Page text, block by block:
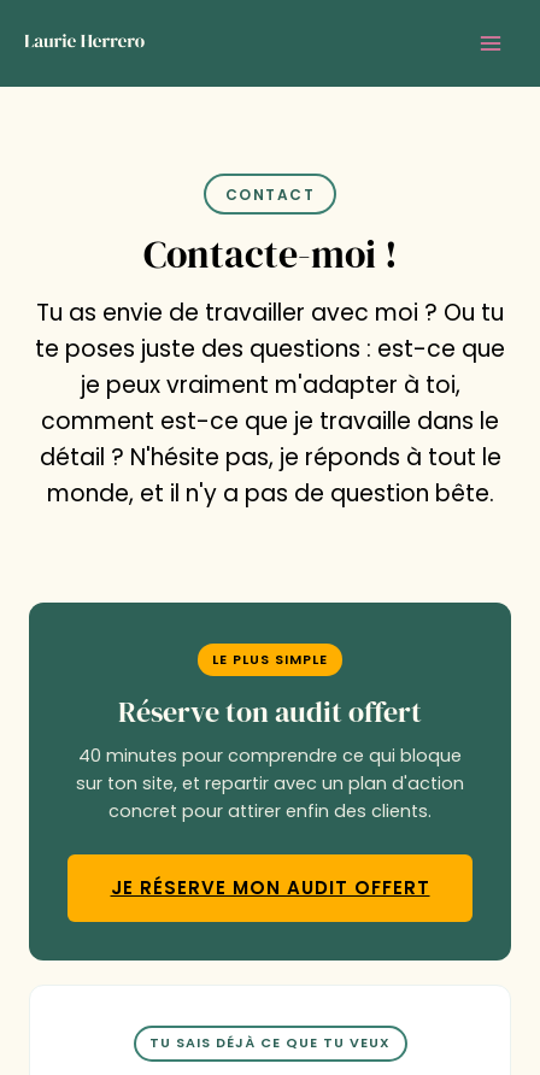
CONTACT
Contacte-moi !
Tu as envie de travailler avec moi ? Ou tu
te poses juste des questions : est-ce que
je peux vraiment m'adapter à toi,
comment est-ce que je travaille dans le
détail ? N'hésite pas, je réponds à tout le
monde, et il n'y a pas de question bête.
LE PLUS SIMPLE
Réserve ton audit offert
40 minutes pour comprendre ce qui bloque
sur ton site, et repartir avec un plan d'action
concret pour attirer enfin des clients.
JE RÉSERVE MON AUDIT OFFERT
TU SAIS DÉJÀ CE QUE TU VEUX